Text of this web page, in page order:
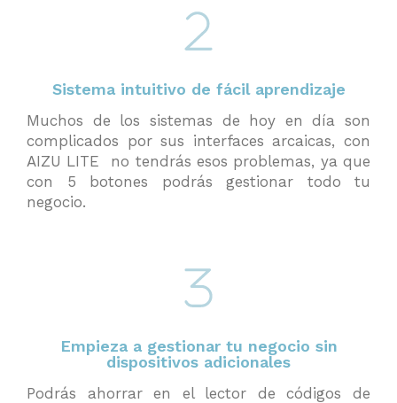
Sistema intuitivo de fácil aprendizaje
Muchos de los sistemas de hoy en día son
complicados por sus interfaces arcaicas, con
AIZU LITE no tendrás esos problemas, ya que
con 5 botones podrás gestionar todo tu
negocio.
Empieza a gestionar tu negocio sin
dispositivos adicionales
Podrás ahorrar en el lector de códigos de